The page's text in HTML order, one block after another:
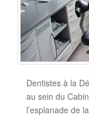
Dentistes à la
au sein du
l’esplanade de